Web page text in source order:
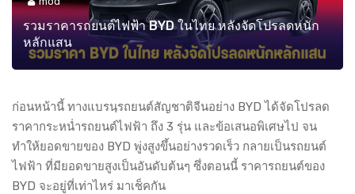
รวมราคารถยนต์ไฟฟ้า BYD ในไทย หลังจัดโปรลดหนัก
หลักแสน
ก่อนหน้านี้ ทางแบรนฺรถยนต์สัญชาติจีนอย่าง BYD ได้จัดโปรลด
ราคากระหน่ำรถยนต์ไฟฟ้า ถึง 3 รุ่น และข้อเสนอพิเศษไป จน
ทำให้ยอดขายของ BYD พู่งสูงขึ้นอย่างรวดเร็ว กลายเป็นรถยนต์
ไฟฟ้า ที่มียอดขายสูงเป็นอันดับต้นๆ ซึ่งตอนนี้ ราคารถยนต์ของ
BYD จะอยู่ที่เท่าไหร่ มาเช็คกัน